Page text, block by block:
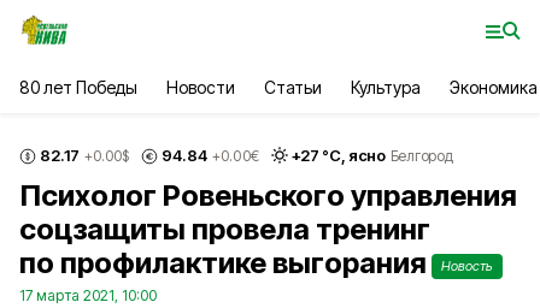
80 лет Победы Новости Статьи Культура Экономика
82.17 +0.00$ 94.84 +0.00€ +27 °С, ясно Белгород
Психолог Ровеньского управления
соцзащиты провела тренинг
по профилактике выгорания
Новость
17 марта 2021, 10:00